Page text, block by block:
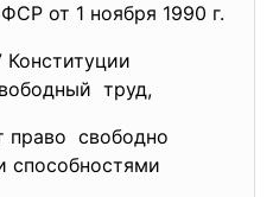
от 1 ноября 1990 г.
Конституции
труд,
свободно
способностями